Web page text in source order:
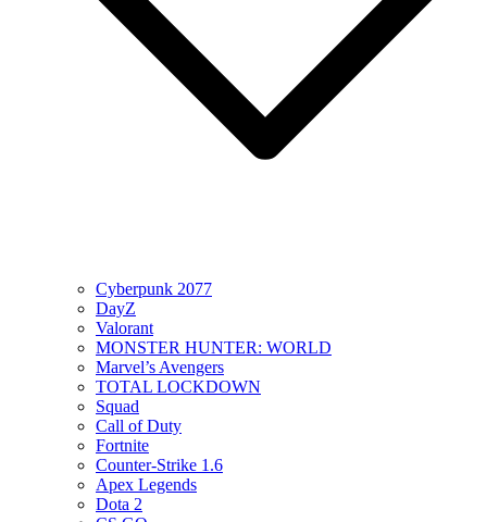
Cyberpunk 2077
DayZ
Valorant
MONSTER HUNTER: WORLD
Marvel’s Avengers
TOTAL LOCKDOWN
Squad
Call of Duty
Fortnite
Counter-Strike 1.6
Apex Legends
Dota 2